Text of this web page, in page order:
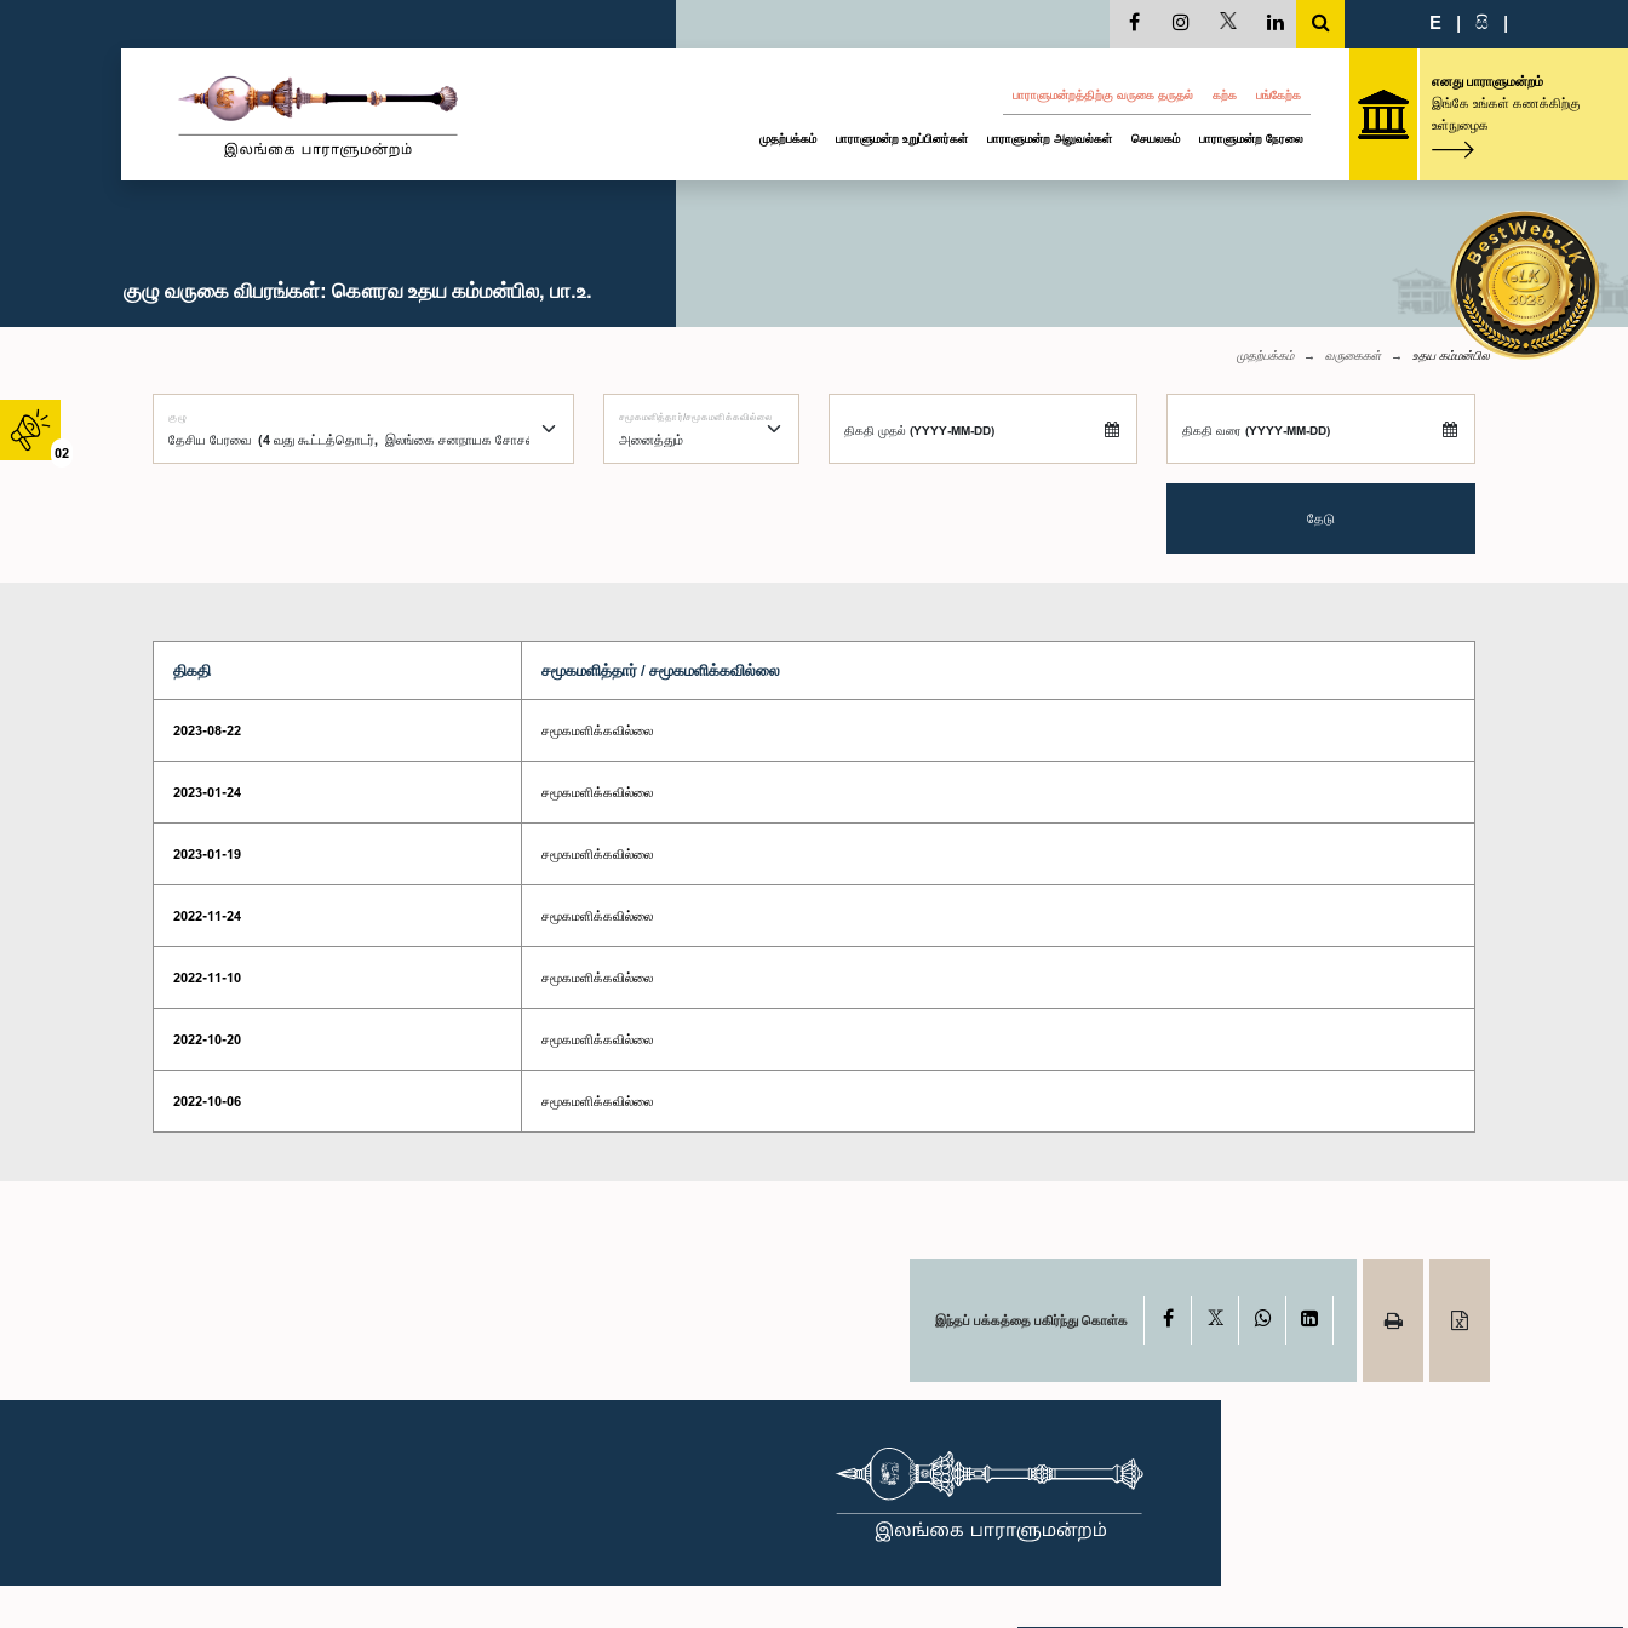
02
E | සි |
பாராளுமன்றத்திற்கு வருகை தருதல் கற்க பங்கேற்க
முதற்பக்கம் பாராளுமன்ற உறுப்பினர்கள் பாராளுமன்ற அலுவல்கள் செயலகம் பாராளுமன்ற நேரலை
எனது பாராளுமன்றம்
இங்கே உங்கள் கணக்கிற்கு
உள்நுழைக
குழு வருகை விபரங்கள்: கௌரவ உதய கம்மன்பில, பா.உ.
முதற்பக்கம் வருகைகள் உதய கம்மன்பில
குழு சமூகமளித்தார்/சமூகமளிக்கவில்லை
திகதி முதல் (YYYY-MM-DD) திகதி வரை (YYYY-MM-DD)
தேடு
திகதி சமூகமளித்தார் / சமூகமளிக்கவில்லை
2023-08-22 சமூகமளிக்கவில்லை
2023-01-24 சமூகமளிக்கவில்லை
2023-01-19 சமூகமளிக்கவில்லை
2022-11-24 சமூகமளிக்கவில்லை
2022-11-10 சமூகமளிக்கவில்லை
2022-10-20 சமூகமளிக்கவில்லை
2022-10-06 சமூகமளிக்கவில்லை
இந்தப் பக்கத்தை பகிர்ந்து கொள்க Facebook WhatsAppLinkedIn